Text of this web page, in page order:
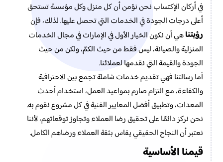
في أركان الإكتساب نحن نؤمن أن كل منزل وكل مؤسسة تستحق
أعلى درجات الجودة في الخدمات التي تحصل عليها. لذلك، فإن
رؤيتناهي أن نكون الخيار الأول في الإمارات في مجال الخدمات
المنزلية والصيانة، ليس فقط من حيث الكمّ، ولكن من حيث
الجودة والقيمة التي نقدمها لعملائنا.
أما رسالتنا فهي تقديم خدمات شاملة تجمع بين الاحترافية
والكفاءة، مع التزام صارم بمواعيد العمل، استخدام أحدث
المعدات، وتطبيق أفضل المعايير الفنية في كل مشروع نقوم به.
نحن نركز دائمًا على تحقيق رضا العملاء وتجاوز توقعاتهم، لأننا
نعتبر أن النجاح الحقيقي يقاس بثقة العملاء ورضاهم الكامل.
قيمنا الأساسية